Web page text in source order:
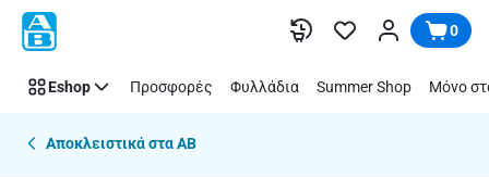
Παράλειψη
Perla
0
Eshop Προσφορές Φυλλάδια Summer Shop Μόνο
Αποκλειστικά στα ΑΒ